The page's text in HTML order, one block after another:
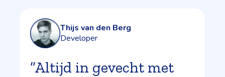
Thijs van den Berg
Developer
”Altijd in gevecht met